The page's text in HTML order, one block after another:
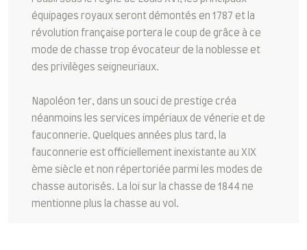
équipages royaux seront démontés en 1787 et la
révolution française portera le coup de grâce à ce
mode de chasse trop évocateur de la noblesse et
des privilèges seigneuriaux.
Napoléon 1er, dans un souci de prestige créa
néanmoins les services impériaux de vénerie et de
fauconnerie. Quelques années plus tard, la
fauconnerie est officiellement inexistante au XIX
ème siècle et non répertoriée parmi les modes de
chasse autorisés. La loi sur la chasse de 1844 ne
mentionne plus la chasse au vol.